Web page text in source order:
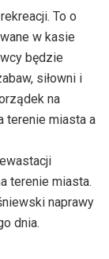
To o
w kasie
będzie
siłowni i
na
terenie miasta a
terenie miasta.
naprawy
dnia.